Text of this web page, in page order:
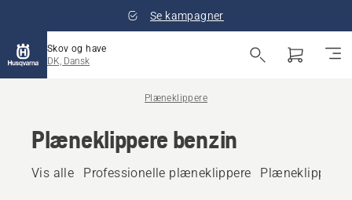
Se kampagner
Skov og have
DK, Dansk
Plæneklippere
Plæneklippere benzin
Vis alle Professionelle plæneklippere Plæneklipper